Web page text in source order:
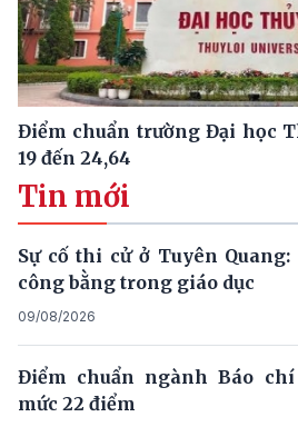
Điểm chuẩn trường Đại học
19 đến 24,64
Tin mới
Sự cố thi cử ở Tuyên
công bằng trong giáo dục
09/08/2026
Điểm chuẩn ngành Báo
mức 22 điểm